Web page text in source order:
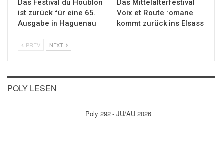
Das Festival du Houblon
ist zurück für eine 65.
Ausgabe in Haguenau
Das Mittelalterfestival
Voix et Route romane
kommt zurück ins Elsass
PREV NEXT
POLY LESEN
Poly 292 - JU/AU 2026